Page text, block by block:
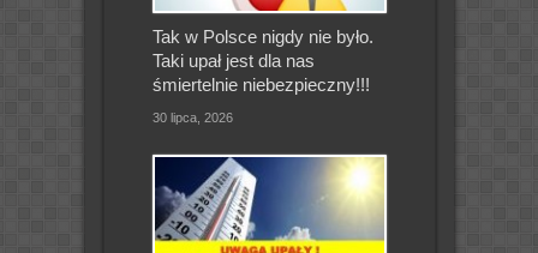
Tak w Polsce nigdy nie było.
Taki upał jest dla nas
śmiertelnie niebezpieczny!!!
30 lipca, 2026